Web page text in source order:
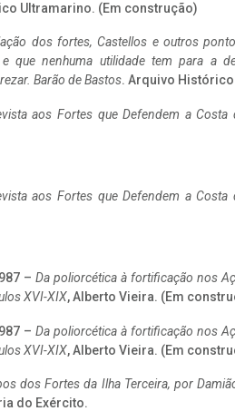
Ultramarino. (Em construção)
dos fortes, Castellos e outros
que nenhuma utilidade tem para a
Barão de Bastos. Arquivo
aos Fortes que Defendem a Costa
aos Fortes que Defendem a Costa
– Da poliorcética à fortificação nos
XVI-XIX, Alberto Vieira. (Em
– Da poliorcética à fortificação nos
XVI-XIX, Alberto Vieira. (Em
dos Fortes da Ilha Terceira, por
do Exército.